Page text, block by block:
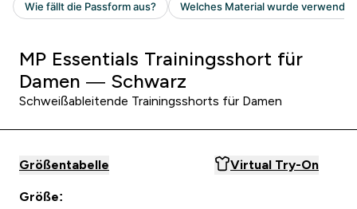
MP Essentials Trainingsshort für
Damen — Schwarz
Schweißableitende Trainingsshorts für Damen
Größentabelle Virtual Try-On
Größe: